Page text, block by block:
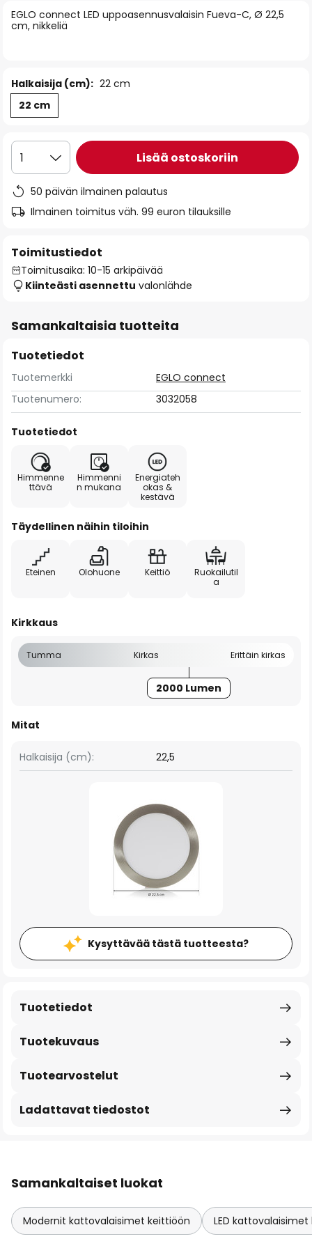
of
the
EGLO connect LED uppoasennusvalaisin Fueva-C, Ø 22,5
cm, nikkeliä
Halkaisija (cm): 22 cm
22 cm
1 Lisää ostoskoriin
50 päivän ilmainen palautus
Ilmainen toimitus väh. 99 euron tilauksille
Toimitustiedot
Toimitusaika: 10-15 arkipäivää
Kiinteästi asennettu valonlähde
Samankaltaisia tuotteita
Tuotetiedot
Tuotemerkki
EGLO connect
Tuotenumero:
3032058
Tuotetiedot
Himmenne
ttävä
Himmenni
n mukana
Energiateh
okas &
kestävä
Täydellinen näihin tiloihin
Eteinen Olohuone Keittiö
Ruokailutil
a
Kirkkaus
Tumma Kirkas Erittäin kirkas
2000 Lumen
Mitat
Halkaisija (cm): 22,5
Kysyttävää tästä tuotteesta?
Tuotekuvaus
Tuotetiedot
Tuotearvostelut
Ladattavat tiedostot
Samankaltaiset luokat
Modernit kattovalaisimet keittiöön LED